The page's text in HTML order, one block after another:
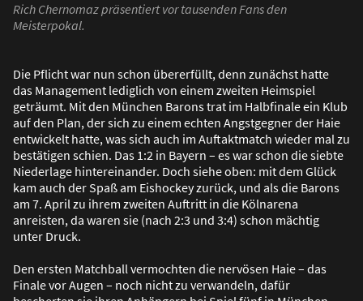
Rich Chernomaz präsentiert vor tausenden Fans den
Meisterpokal.
Die Pflicht war nun schon übererfüllt, denn zunächst hatte
das Management lediglich von einem zweiten Heimspiel
geträumt. Mit den München Barons trat im Halbfinale ein Klub
auf den Plan, der sich zu einem echten Angstgegner der Haie
entwickelt hatte, was sich auch im Auftaktmatch wieder mal zu
bestätigen schien. Das 1:2 in Bayern – es war schon die siebte
Niederlage hintereinander. Doch siehe oben: mit dem Glück
kam auch der Spaßam Eishockey zurück, und als die Barons
am 7. April zu ihrem zweiten Auftritt in die Kölnarena
anreisten, da waren sie (nach 2:3 und 3:4) schon mächtig
unter Druck.
Den ersten Matchball vermochten die nervösen Haie – das
Finale vor Augen – noch nicht zu verwandeln, dafür